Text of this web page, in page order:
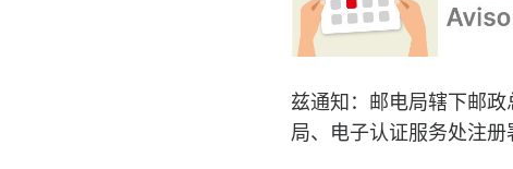
兹通知：邮电局辖下邮
局、电子认证服务处注册